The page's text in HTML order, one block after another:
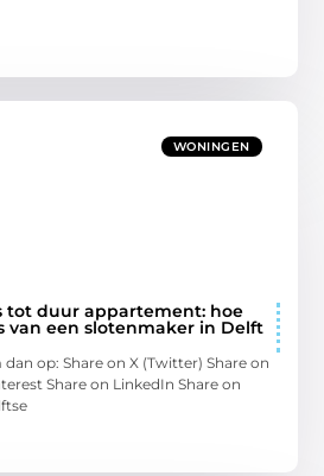
WONINGEN
tot duur appartement: hoe
van een slotenmaker in Delft
op: Share on X (Twitter) Share on
Share on LinkedIn Share on